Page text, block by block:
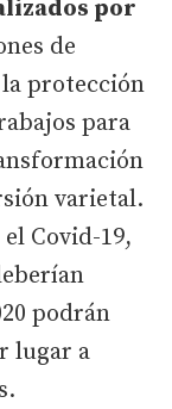
por
de
protección
para
varietal.
Covid-19,
podrán
lugar a